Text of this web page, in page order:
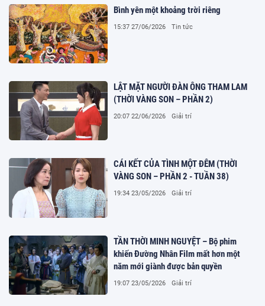
Bình yên một khoảng trời riêng
15:37 27/06/2026 Tin tức
LẬT MẶT NGƯỜI ĐÀN ÔNG THAM LAM
(THỜI VÀNG SON – PHẦN 2)
20:07 22/06/2026 Giải trí
CÁI KẾT CỦA TÌNH MỘT ĐÊM (THỜI
VÀNG SON – PHẦN 2 - TUẦN 38)
19:34 23/05/2026 Giải trí
TẦN THỜI MINH NGUYỆT – Bộ phim
khiến Đường Nhân Film mất hơn một
năm mới giành được bản quyền
19:07 23/05/2026 Giải trí